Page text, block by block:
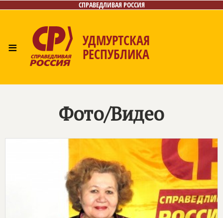
СПРАВЕДЛИВАЯ РОССИЯ
≡ УДМУРТСКАЯ
РЕСПУБЛИКА
Контакты
Фото/Видео